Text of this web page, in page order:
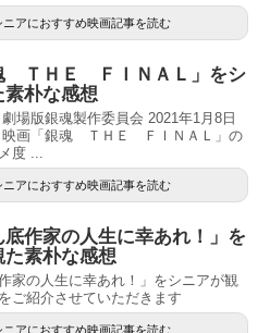
ニアにおすすめ映画記事を読む
ＴＨＥ ＦＩＮＡＬ」をシ
素朴な感想
場版銀魂製作委員会 2021年1月8日
映画「銀魂 ＴＨＥ ＦＩＮＡＬ」の
度 ...
ニアにおすすめ映画記事を読む
底作家の人生に幸あれ！」を
た素朴な感想
家の人生に幸あれ！」をシニアが観
ご紹介させていただきます
ニアにおすすめ映画記事を読む